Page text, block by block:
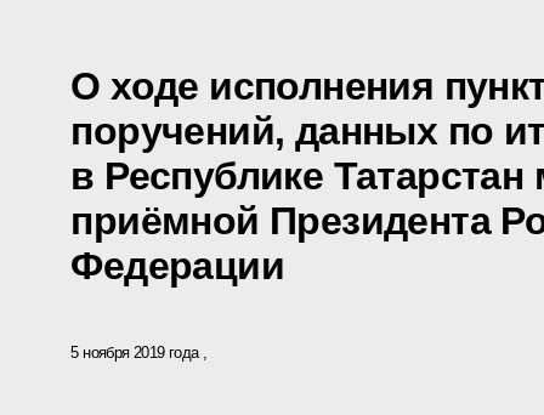
О ходе исполнения
поручений, данных по
в Республике
приёмной Президента
Федерации
5 ноября 2019 года